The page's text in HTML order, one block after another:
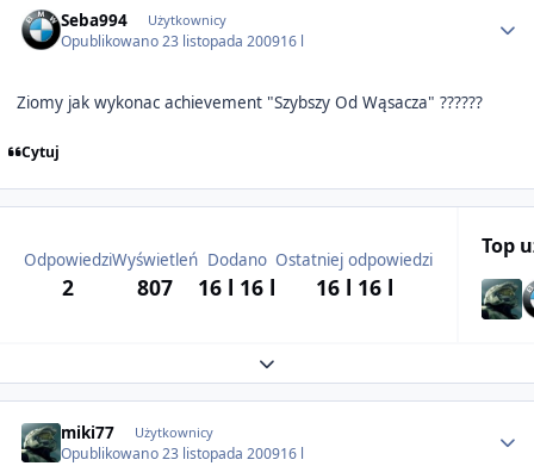
Seba994 Użytkownicy
Opublikowano23 listopada 200916 l
Ziomy jak wykonac achievement "Szybszy Od Wąsacza" ??????
Cytuj
Odpowiedzi
2
Wyświetleń
807
Dodano
16 l 16 l
Ostatniej odpowiedzi
16 l 16 l
Top
Expand topic overview
miki77 Użytkownicy
Opublikowano23 listopada 200916 l